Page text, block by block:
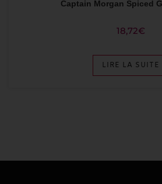
Captain Morgan Spiced
18,72€
LIRE LA SUITE